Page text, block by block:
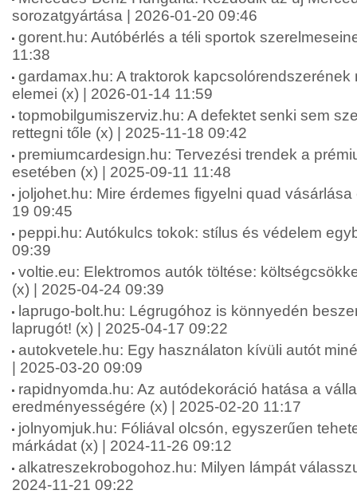
sorozatgyártása | 2026-01-20 09:46
gorent.hu: Autóbérlés a téli sportok
11:38
gardamax.hu: A traktorok kapcsolórendszerének
elemei (x) | 2026-01-14 11:59
topmobilgumiszerviz.hu: A defektet senki sem
rettegni tőle (x) | 2025-11-18 09:42
premiumcardesign.hu: Tervezési trendek a
esetében (x) | 2025-09-11 11:48
joljohet.hu: Mire érdemes figyelni quad
19 09:45
peppi.hu: Autókulcs tokok: stílus és védelem
09:39
voltie.eu: Elektromos autók töltése:
(x) | 2025-04-24 09:39
laprugo-bolt.hu: Légrugóhoz is könnyedén
laprugót! (x) | 2025-04-17 09:22
autokvetele.hu: Egy használaton kívüli autót
| 2025-03-20 09:09
rapidnyomda.hu: Az autódekoráció hatása a
eredményességére (x) | 2025-02-20 11:17
jolnyomjuk.hu: Fóliával olcsón, egyszerűen
márkádat (x) | 2024-11-26 09:12
alkatreszekrobogohoz.hu: Milyen lámpát
2024-11-21 09:22